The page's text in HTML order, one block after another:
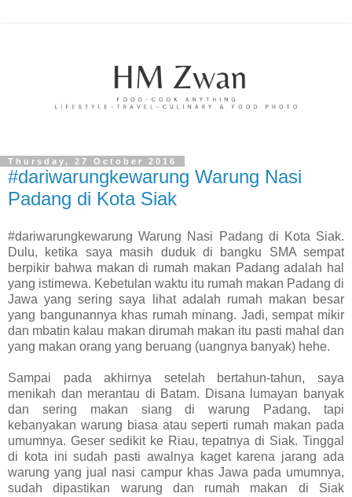
Thursday, 27 October 2016
#dariwarungkewarung Warung Nasi
Padang di Kota Siak
#dariwarungkewarung Warung Nasi Padang di Kota Siak.
Dulu, ketika saya masih duduk di bangku SMA sempat
berpikir bahwa makan di rumah makan Padang adalah hal
yang istimewa. Kebetulan waktu itu rumah makan Padang di
Jawa yang sering saya lihat adalah rumah makan besar
yang bangunannya khas rumah minang. Jadi, sempat mikir
dan mbatin kalau makan dirumah makan itu pasti mahal dan
yang makan orang yang beruang (uangnya banyak) hehe.
Sampai pada akhirnya setelah bertahun-tahun, saya
menikah dan merantau di Batam. Disana lumayan banyak
dan sering makan siang di warung Padang, tapi
kebanyakan warung biasa atau seperti rumah makan pada
umumnya. Geser sedikit ke Riau, tepatnya di Siak. Tinggal
di kota ini sudah pasti awalnya kaget karena jarang ada
warung yang jual nasi campur khas Jawa pada umumnya,
sudah dipastikan warung dan rumah makan di Siak